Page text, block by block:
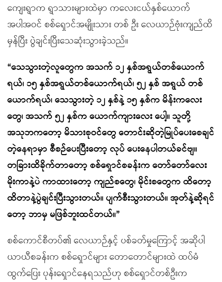
ကျေးရွာက ရွာသားများထဲမှာ ကလေးငယ်နှစ်ယောက်
အပါအဝင် စစ်ရှောင်အမျိုးသား တစ် ဦး လေယာဉ်ဗုံးကျည်ထိ
မှန်ပြီး ပွဲချင်းပြီးသေဆုံးသွားခဲ့သည်။
“သေသွားတဲ့လူတွေက အသက် ၁၂ နှစ်အရွယ်တစ်ယောက်
ရယ်၊ ၁၅ နှစ်အရွယ်တစ်ယောက်ရယ်၊ ၅၂ နှစ် အရွယ် တစ်
ယောက်ရယ်၊ သေသွားတဲ့ ၁၂ နှစ်နဲ့ ၁၅ နှစ်က မိန်းကလေး
တွေ၊ အသက် ၅၂ နှစ်က ယောက်ကျားလေး ပေါ့။ သူတို့
အသုဘကတော့ မိသားစုဝင်တွေ တောင်းဆိုတဲ့မြုပ်ပေးစေချင်
တဲ့နေရာမှာ စီစဉ်ပေးပြီးတော့ လုပ် ပေးနေပါတယ်ခင်ဗျ။
တခြားထိခိုက်တာတော့ စစ်ရှောင်စခန်းက တော်တော်လေး
မိုးကာနဲ့ပဲ ကာထားတော့ ကျည်စတွေ၊ မိုင်းစတွေက ထိတော့
ထိတာနဲ့ပွဲချင်းပြီးသွားတယ်။ ပျက်စီးသွားတယ်။ အုတ်နဲ့ဆိုရင်
တော့ ဘာမှ မဖြစ်ဘူးထင်တယ်။”
စစ်ကောင်စီတပ်၏ လေယာဉ်နှင့် ပစ်ခတ်မှုကြောင့် အဆိုပါ
ယာယီစခန်းက စစ်ရှောင်များ တောတောင်များထဲ ထပ်မံ
ထွက်ပြေး ပုန်းရှောင်နေရသည်ဟု စစ်ရှောင်တစ်ဦးက